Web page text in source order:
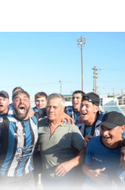
esta vez, de la
Thomas, de 21
le tocó hacer su
del 2010
de preparación
ese mismo año:
El gol lo hizo
reemplazado por